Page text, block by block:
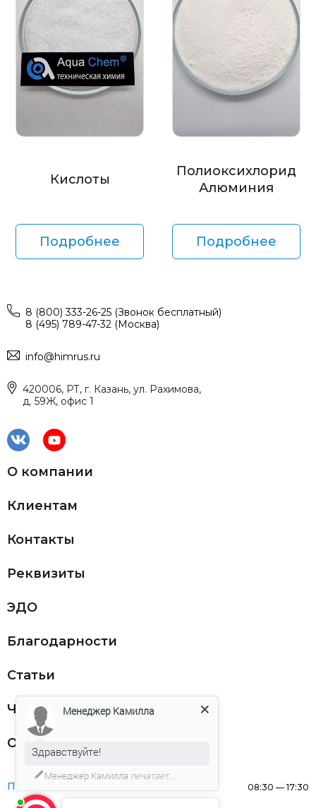
Кислоты
Подробнее
Полиоксихлорид
Алюминия
Подробнее
8 (800) 333-26-25 (Звонок бесплатный)
8 (495) 789-47-32 (Москва)
info@himrus.ru
420006, РТ, г. Казань, ул. Рахимова,
д. 59Ж, офис 1
О компании
Клиентам
Контакты
Реквизиты
ЭДО
Благодарности
Статьи
Частникам
Оферта
Понедельник: 08:30 — 17:30
Менеджер Камилла
Здравствуйте!
Менеджер Камилла печатает...